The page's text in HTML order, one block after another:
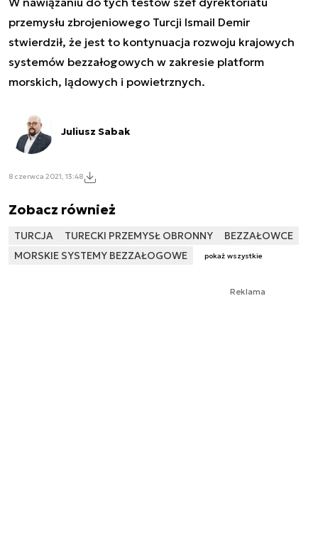
przemysłu zbrojeniowego Turcji Ismail Demir
stwierdził, że jest to kontynuacja rozwoju krajowych
systemów bezzałogowych w zakresie platform
morskich, lądowych i powietrznych.
Juliusz Sabak
8 czerwca 2021, 13:48
Zobacz również
TURCJA TURECKI PRZEMYSŁ OBRONNY
BEZZAŁOWCE
MORSKIE SYSTEMY BEZZAŁOGOWE
pokaż wszystkie
Reklama